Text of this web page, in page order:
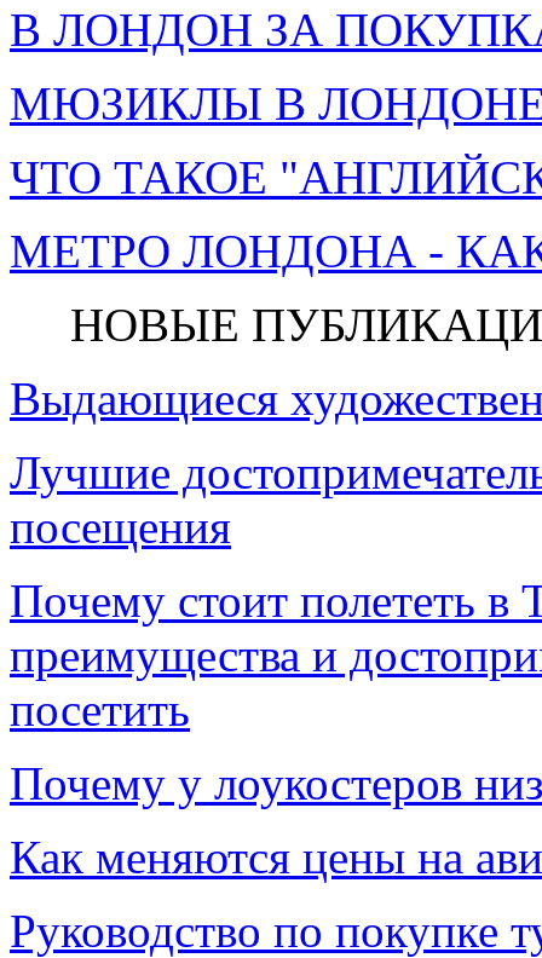
В ЛОНДОН ЗА
МЮЗИКЛЫ В ЛОНДОНЕ
ЧТО ТАКОЕ
МЕТРО ЛОНДОНА -
НОВЫЕ
Выдающиеся
Лучшие
посещения
Почему стоит полететь в
преимущества и
посетить
Почему у лоукостеров
Как меняются цены на
Руководство по покупке